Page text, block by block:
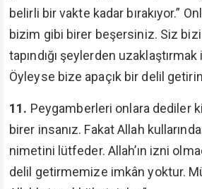
belirli bir vakte kadar bırakıyor.”
bizim gibi birer beşersiniz. Siz bizi
tapındığı şeylerden
Öyleyse bize apaçık bir delil
11. Peygamberleri onlara dediler
birer insanız. Fakat Allah
nimetini lütfeder. Allah’ın izni
delil getirmemize imkân yoktur.